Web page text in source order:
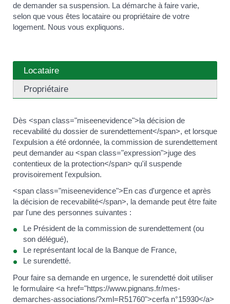
de demander sa suspension. La démarche à faire varie,
selon que vous êtes locataire ou propriétaire de votre
logement. Nous vous expliquons.
Locataire
Propriétaire
Dès <span class="miseenevidence">la décision de
recevabilité du dossier de surendettement</span>, et lorsque
l'expulsion a été ordonnée, la commission de surendettement
peut demander au <span class="expression">juge des
contentieux de la protection</span> qu'il suspende
provisoirement l'expulsion.
<span class="miseenevidence">En cas d'urgence et après
la décision de recevabilité</span>, la demande peut être faite
par l'une des personnes suivantes :
Le Président de la commission de surendettement (ou
son délégué),
Le représentant local de la Banque de France,
Le surendetté.
Pour faire sa demande en urgence, le surendetté doit utiliser
le formulaire <a href="https://www.pignans.fr/mes-
demarches-associations/?xml=R51760">cerfa n°15930</a>